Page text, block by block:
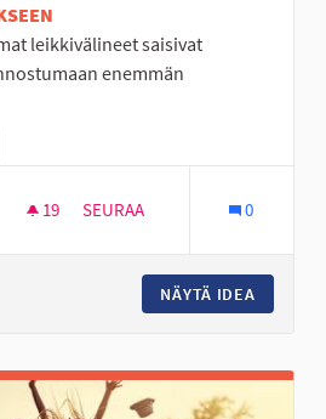
leikkivälineet saisivat
enemmän
mukaan: Pohjoinen Seinäjoki
19 19 SEURAAJAA
SEURAA 0
NÄYTÄ IDEA